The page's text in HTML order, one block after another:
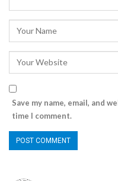
Save my name, email, and
time I comment.